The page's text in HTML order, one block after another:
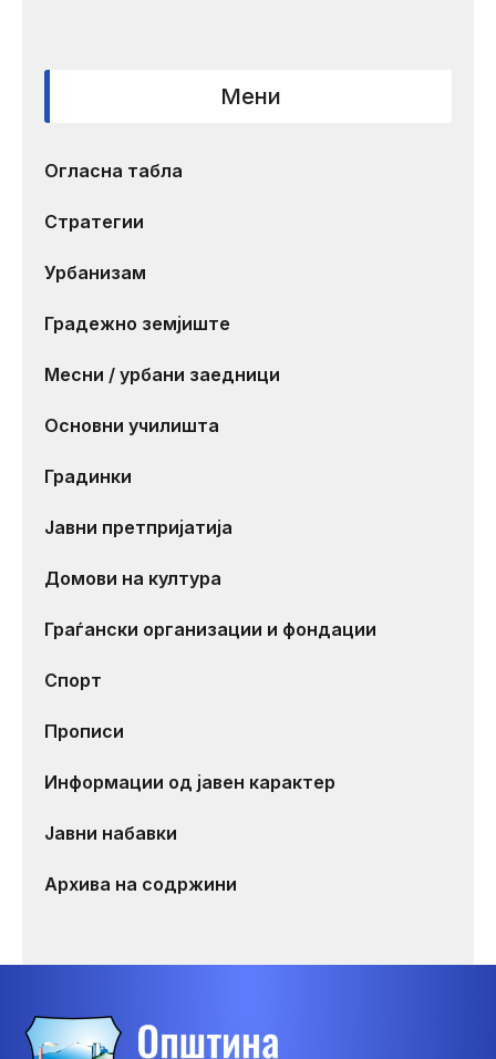
Мени
Огласна табла
Стратегии
Урбанизам
Градежно земјиште
Месни / урбани заедници
Основни училишта
Градинки
Јавни претпријатија
Домови на култура
Граѓански организации и фондации
Спорт
Прописи
Информации од јавен карактер
Јавни набавки
Архива на содржини